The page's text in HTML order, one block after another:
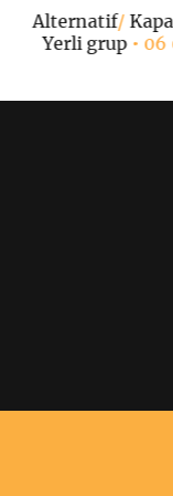
Alternatif/
Yerli grup• 06